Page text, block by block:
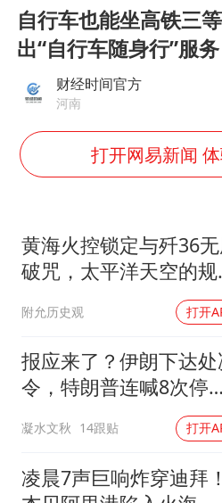
刘浩存百
郑丽文
多个明
Kimi K3
习近平
自行车也能坐高铁三
出“自行车随身行”服务
财经时间官方
河南
打开网易新闻
黄海火控锁定与歼36
破咒，太平洋天空的规
附允历史观 打开
报应来了？伊朗下达处
令，特朗普连喊8次停
手，海外资产遭清算
凝水文秋 14跟贴 打开
凌晨7声巨响炸穿迪拜！